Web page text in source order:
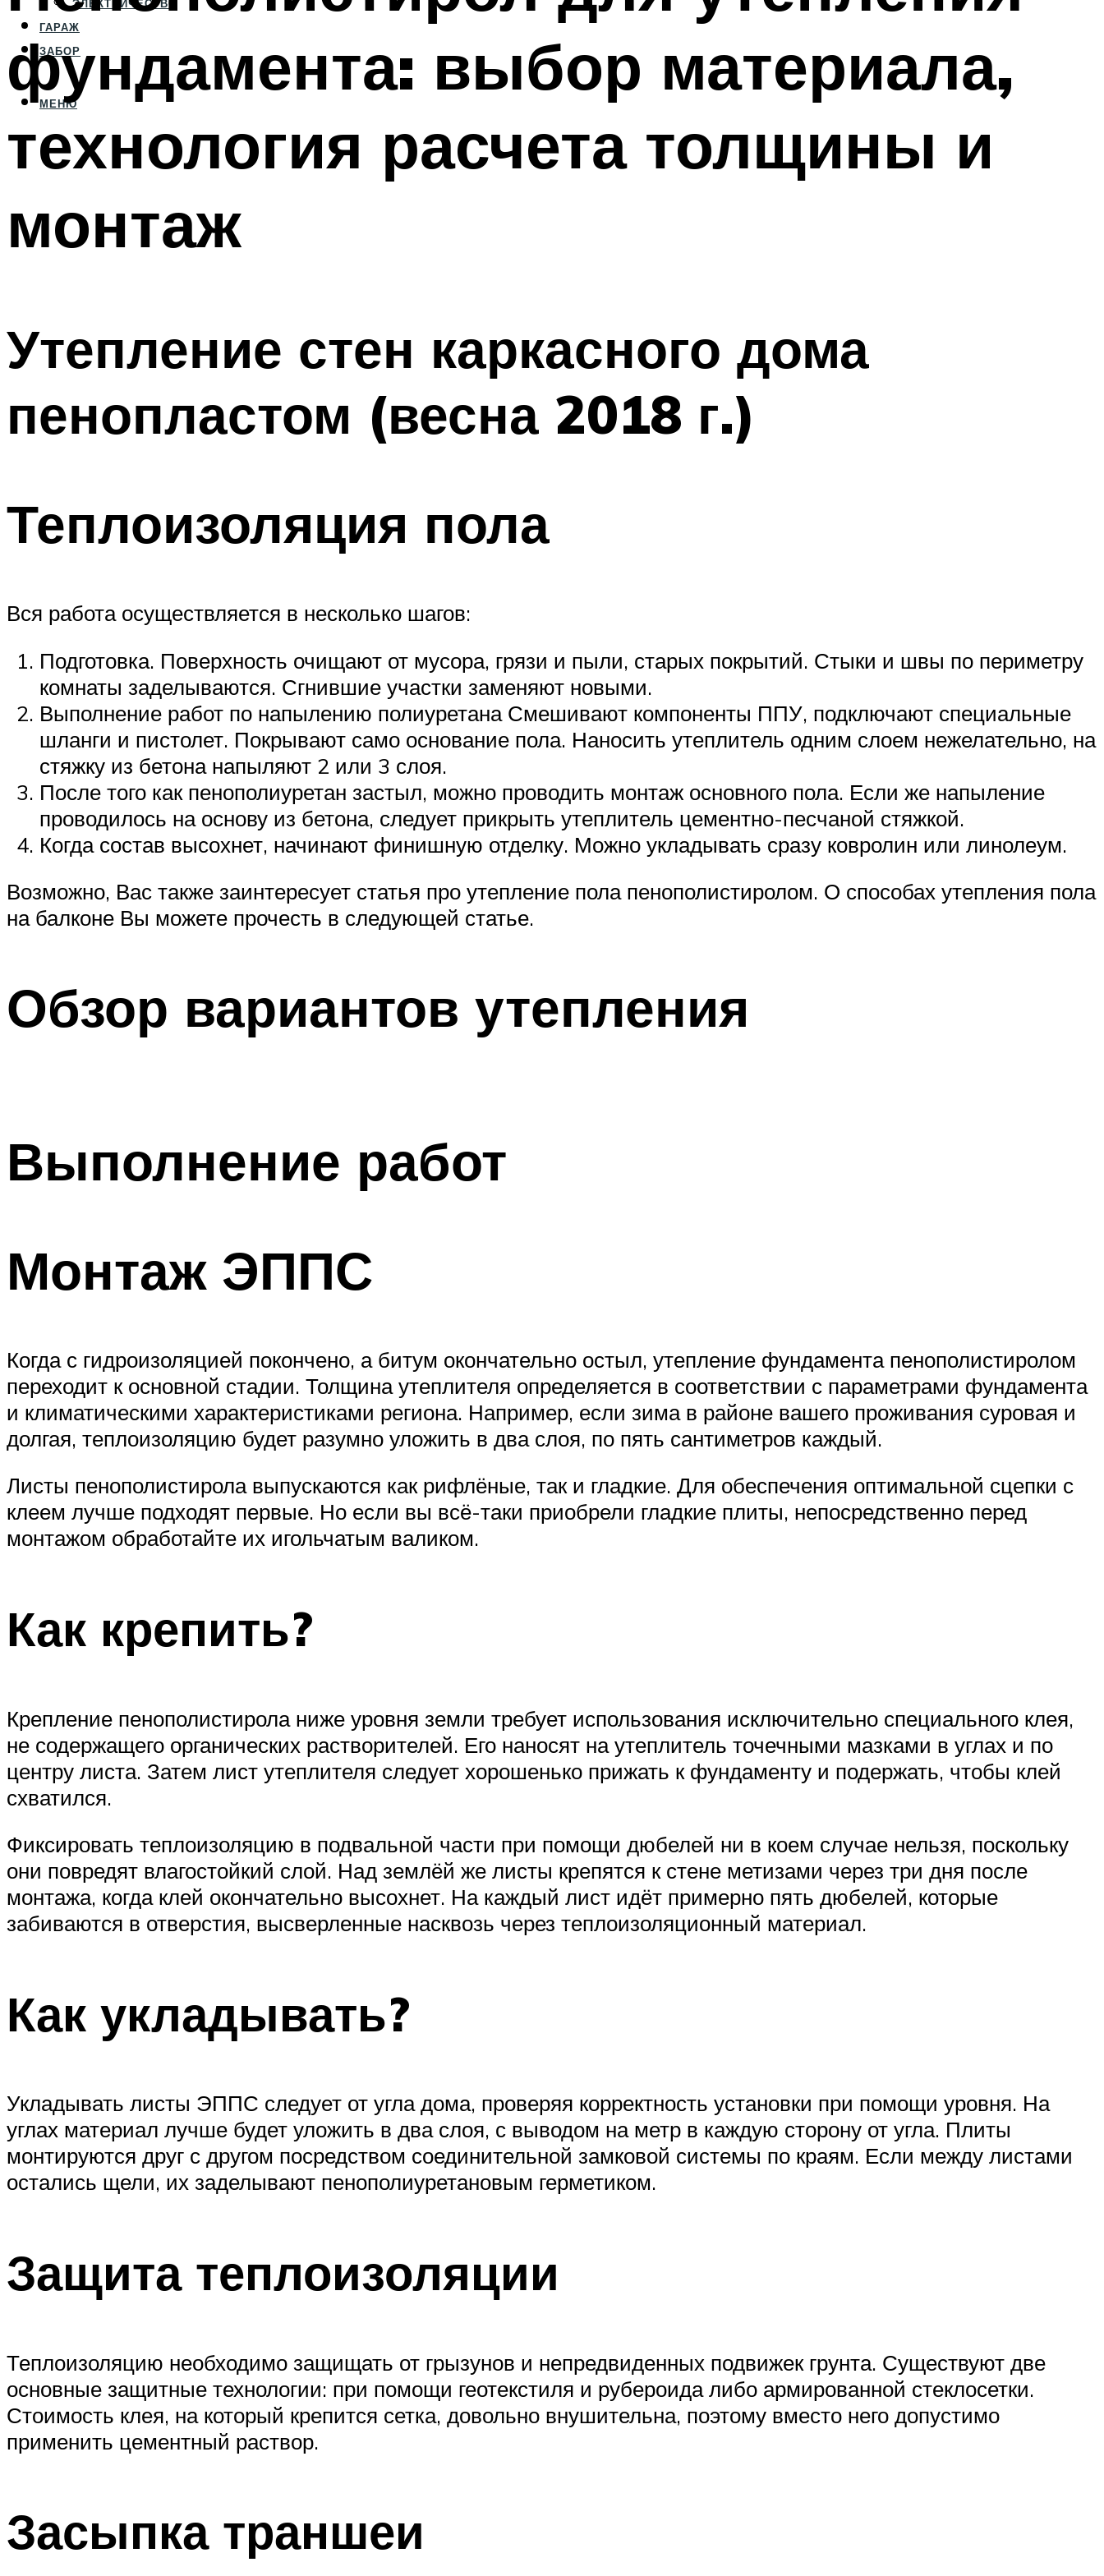
ЭЛЕКТРИЧЕСТВО
ГАРАЖ
ЗАБОР
МЕНЮ
фундамента: выбор материала,
технология расчета толщины и
монтаж
Утепление стен каркасного дома
пенопластом (весна 2018 г.)
Теплоизоляция пола
Вся работа осуществляется в несколько шагов:
Подготовка. Поверхность очищают от мусора, грязи и пыли, старых покрытий. Стыки и швы по периметру
комнаты заделываются. Сгнившие участки заменяют новыми.
Выполнение работ по напылению полиуретана Смешивают компоненты ППУ, подключают специальные
шланги и пистолет. Покрывают само основание пола. Наносить утеплитель одним слоем нежелательно, на
стяжку из бетона напыляют 2 или 3 слоя.
После того как пенополиуретан застыл, можно проводить монтаж основного пола. Если же напыление
проводилось на основу из бетона, следует прикрыть утеплитель цементно-песчаной стяжкой.
Когда состав высохнет, начинают финишную отделку. Можно укладывать сразу ковролин или линолеум.
Возможно, Вас также заинтересует статья про утепление пола пенополистиролом. О способах утепления пола
на балконе Вы можете прочесть в следующей статье.
Обзор вариантов утепления
Выполнение работ
Монтаж ЭППС
Когда с гидроизоляцией покончено, а битум окончательно остыл, утепление фундамента пенополистиролом
переходит к основной стадии. Толщина утеплителя определяется в соответствии с параметрами фундамента
и климатическими характеристиками региона. Например, если зима в районе вашего проживания суровая и
долгая, теплоизоляцию будет разумно уложить в два слоя, по пять сантиметров каждый.
Листы пенополистирола выпускаются как рифлёные, так и гладкие. Для обеспечения оптимальной сцепки с
клеем лучше подходят первые. Но если вы всё-таки приобрели гладкие плиты, непосредственно перед
монтажом обработайте их игольчатым валиком.
Как крепить?
Крепление пенополистирола ниже уровня земли требует использования исключительно специального клея,
не содержащего органических растворителей. Его наносят на утеплитель точечными мазками в углах и по
центру листа. Затем лист утеплителя следует хорошенько прижать к фундаменту и подержать, чтобы клей
схватился.
Фиксировать теплоизоляцию в подвальной части при помощи дюбелей ни в коем случае нельзя, поскольку
они повредят влагостойкий слой. Над землёй же листы крепятся к стене метизами через три дня после
монтажа, когда клей окончательно высохнет. На каждый лист идёт примерно пять дюбелей, которые
забиваются в отверстия, высверленные насквозь через теплоизоляционный материал.
Как укладывать?
Укладывать листы ЭППС следует от угла дома, проверяя корректность установки при помощи уровня. На
углах материал лучше будет уложить в два слоя, с выводом на метр в каждую сторону от угла. Плиты
монтируются друг с другом посредством соединительной замковой системы по краям. Если между листами
остались щели, их заделывают пенополиуретановым герметиком.
Защита теплоизоляции
Теплоизоляцию необходимо защищать от грызунов и непредвиденных подвижек грунта. Существуют две
основные защитные технологии: при помощи геотекстиля и рубероида либо армированной стеклосетки.
Стоимость клея, на который крепится сетка, довольно внушительна, поэтому вместо него допустимо
применить цементный раствор.
Засыпка траншеи